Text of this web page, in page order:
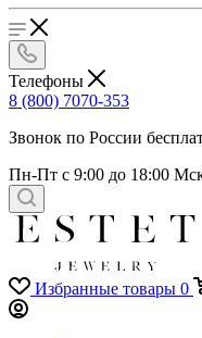
Телефоны
8 (800) 7070-353
Звонок по России
Пн-Пт с 9:00 до 18:00
Избранные товары 0